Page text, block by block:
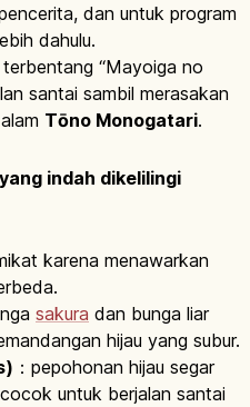
dan untuk program
dahulu.
“Mayoiga no
santai sambil merasakan
Tōno Monogatari.
indah dikelilingi
karena menawarkan
sakura dan bunga liar
hijau yang subur.
：pepohonan hijau segar
untuk berjalan santai